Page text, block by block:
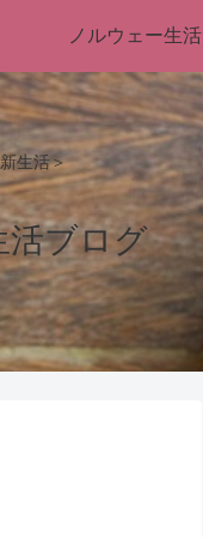
生活＞
活ブログ
ノルウェー生活